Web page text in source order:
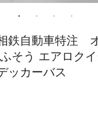
鉄自動車特注
そう エアロクイ
ッカーバス